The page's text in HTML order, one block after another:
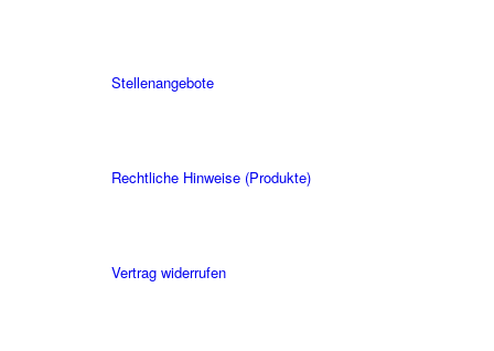
Stellenangebote
Rechtliche Hinweise (Produkte)
Vertrag widerrufen